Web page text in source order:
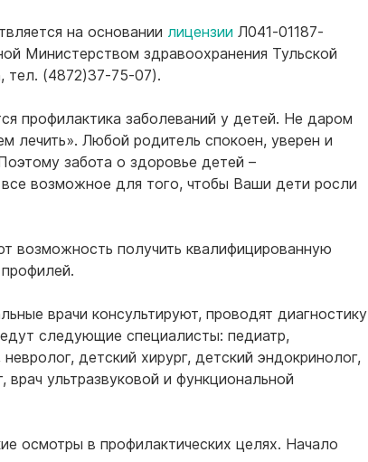
на основании лицензии Л041-01187-
Министерством здравоохранения Тульской
тел. (4872)37-75-07).
профилактика заболеваний у детей. Не даром
лечить». Любой родитель спокоен, уверен и
забота о здоровье детей –
возможное для того, чтобы Ваши дети росли
возможность получить квалифицированную
врачи консультируют, проводят диагностику
следующие специалисты: педиатр,
детский хирург, детский эндокринолог,
врач ультразвуковой и функциональной
осмотры в профилактических целях. Начало